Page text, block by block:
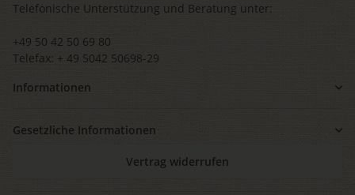
Telefonische Unterstützung und Beratung unter:
+49 50 42 50 69 80
Telefax: + 49 5042 50698-29
Informationen
Gesetzliche Informationen
Vertrag widerrufen